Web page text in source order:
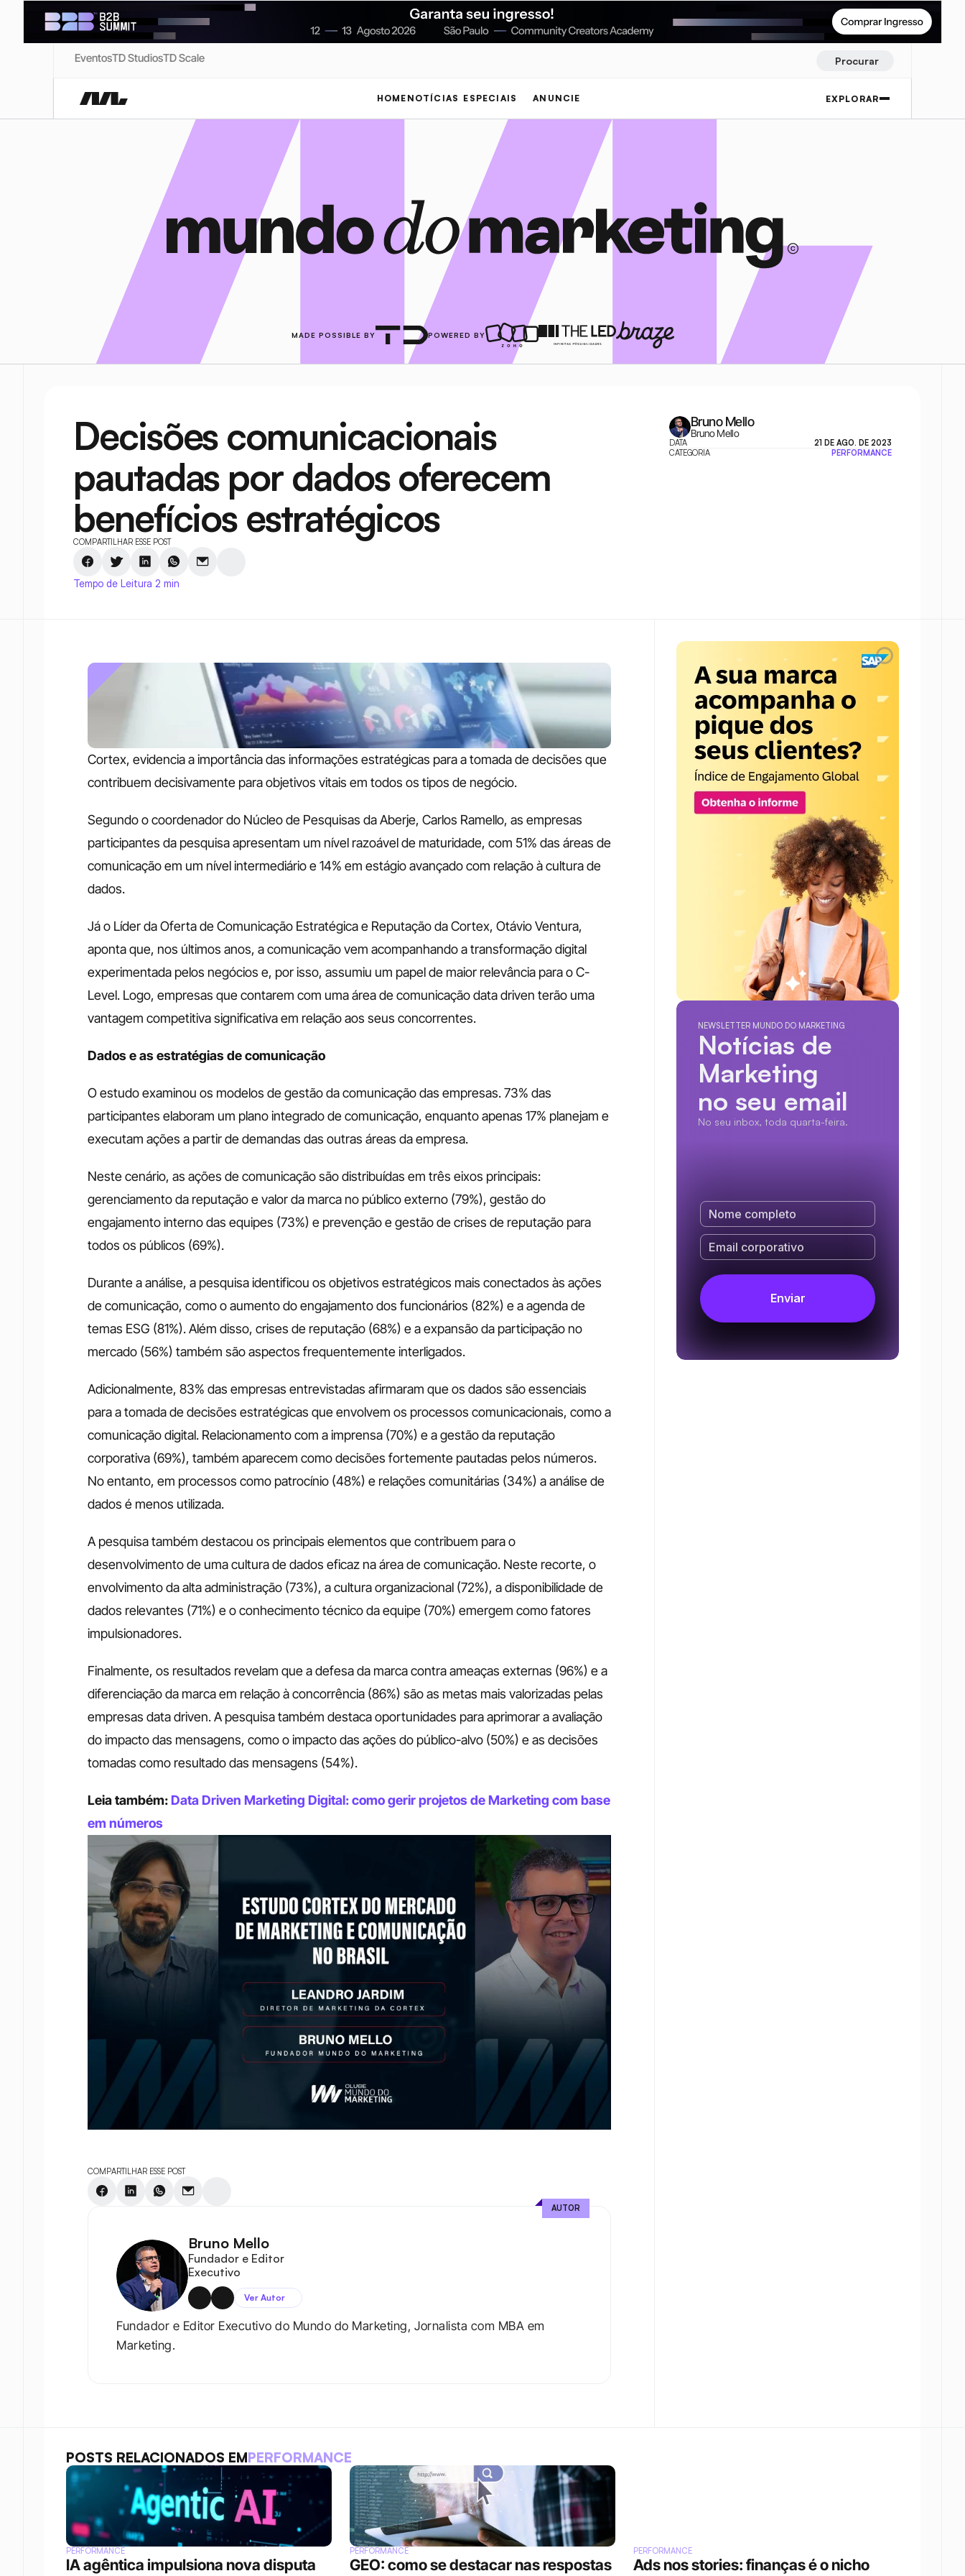
EventosTD StudiosTD Scale Procurar
HOME NOTÍCIAS ESPECIAIS ANUNCIE EXPLORAR
MADE POSSIBLE BY POWERED BY
Decisões comunicacionais
pautadas por dados oferecem
benefícios estratégicos
COMPARTILHAR ESSE POST
Tempo de Leitura 2 min
Bruno Mello
Bruno Mello
DATA
21 DE AGO. DE 2023
CATEGORIA
PERFORMANCE
Cortex, evidencia a importância das informações estratégicas para a tomada de decisões que
contribuem decisivamente para objetivos vitais em todos os tipos de negócio.
Segundo o coordenador do Núcleo de Pesquisas da Aberje, Carlos Ramello, as empresas
participantes da pesquisa apresentam um nível razoável de maturidade, com 51% das áreas de
comunicação em um nível intermediário e 14% em estágio avançado com relação à cultura de
dados.
Já o Líder da Oferta de Comunicação Estratégica e Reputação da Cortex, Otávio Ventura,
aponta que, nos últimos anos, a comunicação vem acompanhando a transformação digital
experimentada pelos negócios e, por isso, assumiu um papel de maior relevância para o C-
Level. Logo, empresas que contarem com uma área de comunicação data driven terão uma
vantagem competitiva significativa em relação aos seus concorrentes.
Dados e as estratégias de comunicação
O estudo examinou os modelos de gestão da comunicação das empresas. 73% das
participantes elaboram um plano integrado de comunicação, enquanto apenas 17% planejam e
executam ações a partir de demandas das outras áreas da empresa.
Neste cenário, as ações de comunicação são distribuídas em três eixos principais:
gerenciamento da reputação e valor da marca no público externo (79%), gestão do
engajamento interno das equipes (73%) e prevenção e gestão de crises de reputação para
todos os públicos (69%).
Durante a análise, a pesquisa identificou os objetivos estratégicos mais conectados às ações
de comunicação, como o aumento do engajamento dos funcionários (82%) e a agenda de
temas ESG (81%). Além disso, crises de reputação (68%) e a expansão da participação no
mercado (56%) também são aspectos frequentemente interligados.
Adicionalmente, 83% das empresas entrevistadas afirmaram que os dados são essenciais
para a tomada de decisões estratégicas que envolvem os processos comunicacionais, como a
comunicação digital. Relacionamento com a imprensa (70%) e a gestão da reputação
corporativa (69%), também aparecem como decisões fortemente pautadas pelos números.
No entanto, em processos como patrocínio (48%) e relações comunitárias (34%) a análise de
dados é menos utilizada.
A pesquisa também destacou os principais elementos que contribuem para o
desenvolvimento de uma cultura de dados eficaz na área de comunicação. Neste recorte, o
envolvimento da alta administração (73%), a cultura organizacional (72%), a disponibilidade de
dados relevantes (71%) e o conhecimento técnico da equipe (70%) emergem como fatores
impulsionadores.
Finalmente, os resultados revelam que a defesa da marca contra ameaças externas (96%) e a
diferenciação da marca em relação à concorrência (86%) são as metas mais valorizadas pelas
empresas data driven. A pesquisa também destaca oportunidades para aprimorar a avaliação
do impacto das mensagens, como o impacto das ações do público-alvo (50%) e as decisões
tomadas como resultado das mensagens (54%).
Leia também: Data Driven Marketing Digital: como gerir projetos de Marketing com base
em números
COMPARTILHAR ESSE POST
Bruno Mello
Fundador e Editor
Executivo
Ver Autor
Fundador e Editor Executivo do Mundo do Marketing, Jornalista com MBA em
Marketing.
AUTOR
NEWSLETTER MUNDO DO MARKETING
Notícias de
Marketing
no seu email
No seu inbox, toda quarta-feira.
POSTS RELACIONADOS EMPERFORMANCE
PERFORMANCE
IA agêntica impulsiona nova disputa
PERFORMANCE
GEO: como se destacar nas respostas
PERFORMANCE
Ads nos stories: finanças é o nicho